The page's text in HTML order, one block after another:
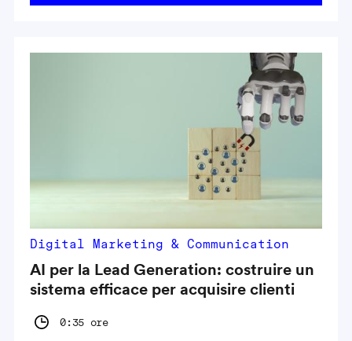
Digital Marketing & Communication
AI per la Lead Generation: costruire un
sistema efficace per acquisire clienti
0:35 ore